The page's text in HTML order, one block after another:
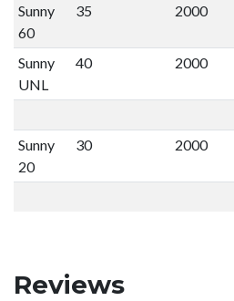
Sunny
60
35 2000
Sunny
UNL
40 2000
Sunny
20
30 2000
Reviews